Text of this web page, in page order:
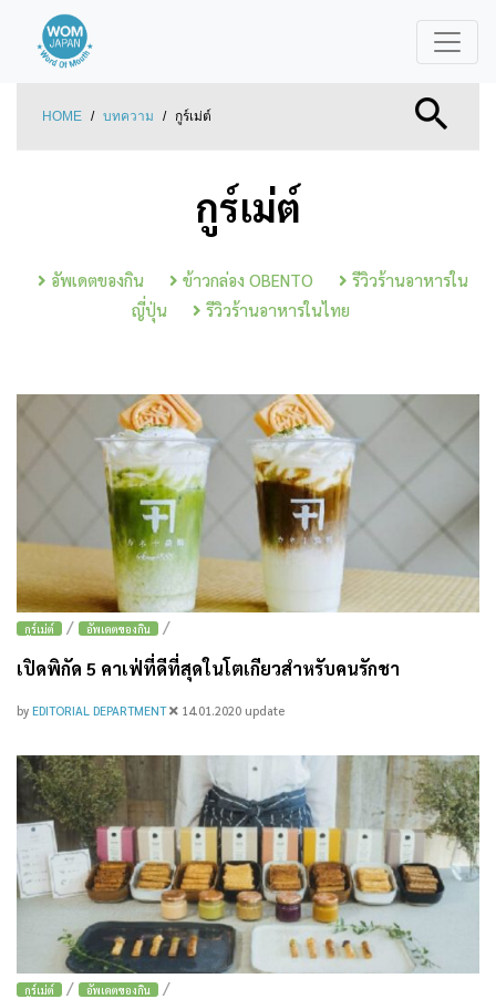
HOME / บทความ / กูร์เม่ต์
กูร์เม่ต์
อัพเดตของกิน ข้าวกล่อง OBENTO
รีวิวร้านอาหารใน
ญี่ปุ่น
รีวิวร้านอาหารในไทย
กูร์เม่ต์ / อัพเดตของกิน /
เปิดพิกัด 5 คาเฟ่ที่ดีที่สุดในโตเกียวสำหรับคนรักชา
by EDITORIAL DEPARTMENT 14.01.2020 update
กูร์เม่ต์ / อัพเดตของกิน /